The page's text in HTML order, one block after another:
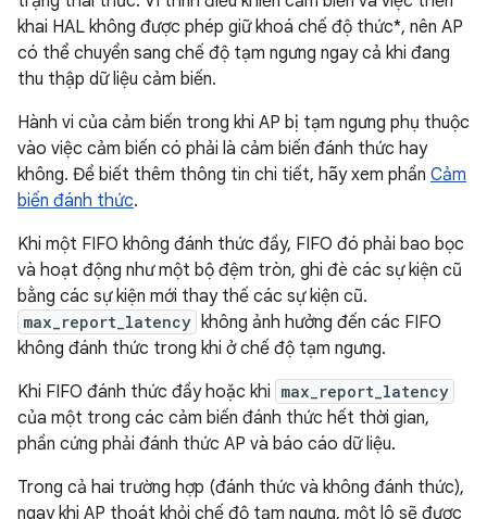
khai HAL không được phép giữ khoá chế độ thức*, nên AP
có thể chuyển sang chế độ tạm ngưng ngay cả khi đang
thu thập dữ liệu cảm biến.
Hành vi của cảm biến trong khi AP bị tạm ngưng phụ thuộc
vào việc cảm biến có phải là cảm biến đánh thức hay
không. Để biết thêm thông tin chi tiết, hãy xem phần Cảm
biến đánh thức.
Khi một FIFO không đánh thức đầy, FIFO đó phải bao bọc
và hoạt động như một bộ đệm tròn, ghi đè các sự kiện cũ
bằng các sự kiện mới thay thế các sự kiện cũ.
max_report_latency không ảnh hưởng đến các FIFO
không đánh thức trong khi ở chế độ tạm ngưng.
Khi FIFO đánh thức đầy hoặc khi max_report_latency
của một trong các cảm biến đánh thức hết thời gian,
phần cứng phải đánh thức AP và báo cáo dữ liệu.
Trong cả hai trường hợp (đánh thức và không đánh thức),
ngay khi AP thoát khỏi chế độ tạm ngưng, một lô sẽ được